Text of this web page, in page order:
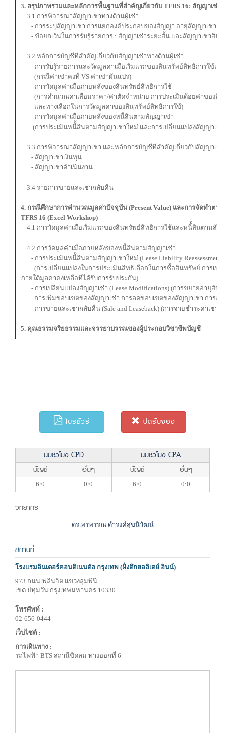
3. สรุปภาพรวมและหลักการพื้นฐานที่สำคัญเกี่ยวกับ TFRS 16: สัญญาเช่า
3.1 การพิจารณาสัญญาเช่าทางด้านผู้เช่า
- การระบุสัญญาเช่า การแยกองค์ประกอบของสัญญา อายุสัญญาเช่า
- ข้อยกเว้นในการรับรู้รายการ : สัญญาเช่าระยะสั้น และสัญญาเช่าสิน
3.2 หลักการบัญชีที่สำคัญเกี่ยวกับสัญญาเช่าทางด้านผู้เช่า
- การรับรู้รายการและวัดมูลค่าเมื่อเริ่มแรกของสินทรัพย์สิทธิการใช้แ
(กรณีค่าเช่าคงที่ VS ค่าเช่าผันแปร)
- การวัดมูลค่าเมื่อภายหลังของสินทรัพย์สิทธิการใช้
(การคำนวณค่าเสื่อมราคา/ค่าตัดจำหน่าย การประเมินด้อยค่าของสิน
และทางเลือกในการวัดมูลค่าของสินทรัพย์สิทธิการใช้)
- การวัดมูลค่าเมื่อภายหลังของหนี้สินตามสัญญาเช่า
(การประเมินหนี้้สินตามสัญญาเช่าใหม่ และการเปลี่ยนแปลงสัญญาเช่
3.3 การพิจารณาสัญญาเช่า และหลักการบัญชีที่สำคัญเกี่ยวกับสัญญาเช่า
- สัญญาเช่าเงินทุน
- สัญญาเช่าดำเนินงาน
3.4 รายการขายและเช่ากลับคืน
4. กรณีศึกษาการคำนวณมูลค่าปัจจุบัน (Present Value) และการจัดทำตาร
TFRS 16 (Excel Workshop)
4.1 การวัดมูลค่าเมื่อเริ่มแรกของสินทรัพย์สิทธิการใช้และหนี้้สินตามสัญ
4.2 การวัดมูลค่าเมื่อภายหลังของหนี้สินตามสัญญาเช่า
- การประเมินหนี้้สินตามสัญญาเช่าใหม่ (Lease Liability Reassessment)
(การเปลี่ยนแปลงในการประเมินสิทธิเลือกในการซื้อสินทรัพย์ การเป
ภายใต้มูลค่าคงเหลือที่ได้รับการรับประกัน)
- การเปลี่ยนแปลงสัญญาเช่า (Lease Modifications) (การขยายอายุสัญ
การเพิ่มขอบเขตของสัญญาเช่า การลดขอบเขตของสัญญาเช่า การลด
- การขายและเช่ากลับคืน (Sale and Leaseback) (การจ่ายชำระค่าเช่
5. คุณธรรมจริยธรรมและจรรยาบรรณของผู้ประกอบวิชาชีพบัญชี
โบรชัวร์ ปิดรับจอง
นับชั่วโมง CPD
นับชั่วโมง CPA
บัญชี
อื่นๆ บัญชี อื่นๆ
6:0 0:0 6:0 0:0
วิทยากร
ดร.พรพรรณ ดำรงค์สุขนิวัฒน์
สถานที่
โรงแรมอินเตอร์คอนติเนนตัล กรุงเทพ (ฝั่งตึกฮอลิเดย์ อินน์)
973 ถนนเพลินจิต แขวงลุมพินี
เขต ปทุมวัน กรุงเทพมหานคร 10330
โทรศัพท์ :
02-656-0444
เว็บไซต์ :
การเดินทาง :
รถไฟฟ้า BTS สถานีชิดลม ทางออกที่ 6